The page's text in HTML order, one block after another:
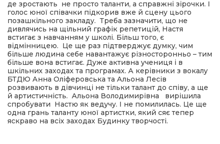
де зростають не просто таланти, а справжні зірочки. І
голос юної співачки підкорив вже й сцену цього
позашкільного закладу. Треба зазначити, що не
дивлячись на щільний графік репетицій, Настя
встигає з навчанням у школі. Більш того, є
відмінницею. Це ще раз підтверджує думку, чим
більше людина себе навантажує різносторонньо – тим
більше вона встигає. Дуже активна учениця і в
шкільних заходах та програмах. А керівники з вокалу
БТДЮ Анна Оліферовська та Альона Лесів
розвивають в дівчинці не тільки талант до співу, а ще
й артистичність. Альона Володимирівна вирішила
спробувати Настю як ведучу. І не помилилась. Це ще
одна грань таланту юної артистки, який сяє тепер
яскраво на всіх заходах Будинку творчості.